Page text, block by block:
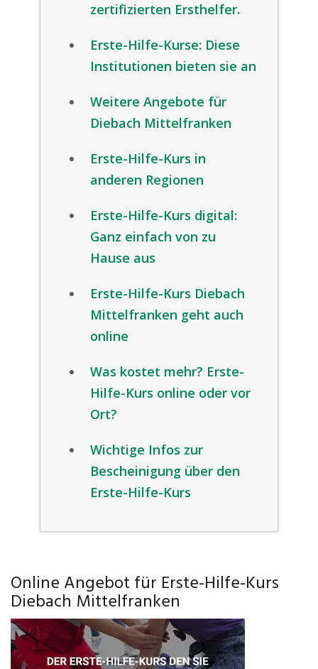
zertifizierten Ersthelfer.
Erste-Hilfe-Kurse: Diese
Institutionen bieten sie an
Weitere Angebote für
Diebach Mittelfranken
Erste-Hilfe-Kurs in
anderen Regionen
Erste-Hilfe-Kurs digital:
Ganz einfach von zu
Hause aus
Erste-Hilfe-Kurs Diebach
Mittelfranken geht auch
online
Was kostet mehr? Erste-
Hilfe-Kurs online oder vor
Ort?
Wichtige Infos zur
Bescheinigung über den
Erste-Hilfe-Kurs
Online Angebot für Erste-Hilfe-Kurs
Diebach Mittelfranken